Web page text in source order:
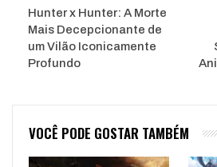
Hunter x Hunter: A Morte
Mais Decepcionante de
um Vilão Iconicamente
Profundo
VOCÊ PODE GOSTAR TAMBÉM